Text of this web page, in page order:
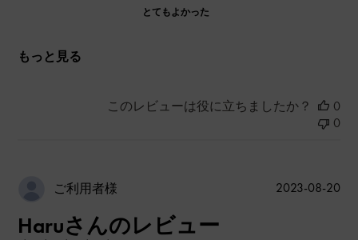
とてもよかった
もっと見る
このレビューは役に立ちましたか？
0
0
ご利用者様
Haruさんのレビュー
公
2023-08-20